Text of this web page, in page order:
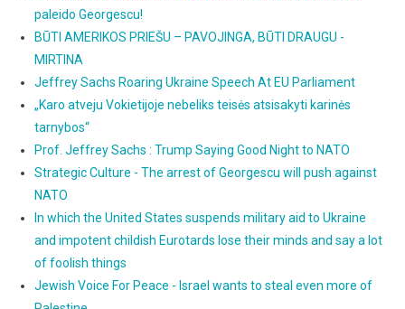
paleido Georgescu!
BŪTI AMERIKOS PRIEŠU – PAVOJINGA, BŪTI DRAUGU -
MIRTINA
Jeffrey Sachs Roaring Ukraine Speech At EU Parliament
„Karo atveju Vokietijoje nebeliks teisės atsisakyti karinės
tarnybos“
Prof. Jeffrey Sachs : Trump Saying Good Night to NATO
Strategic Culture - The arrest of Georgescu will push against
NATO
In which the United States suspends military aid to Ukraine
and impotent childish Eurotards lose their minds and say a lot
of foolish things
Jewish Voice For Peace - Israel wants to steal even more of